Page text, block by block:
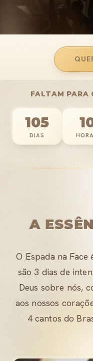
FALTAM PARA
105
DIAS
A
O Espada na Face
são 3 dias de
Deus sobre nós,
aos nossos
4 cantos do